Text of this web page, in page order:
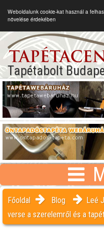
Weboldalunk cookie-kat használ a
növelése érdekében
Tapétabolt
Főoldal Blog
Leé
verse a szerelemről és a